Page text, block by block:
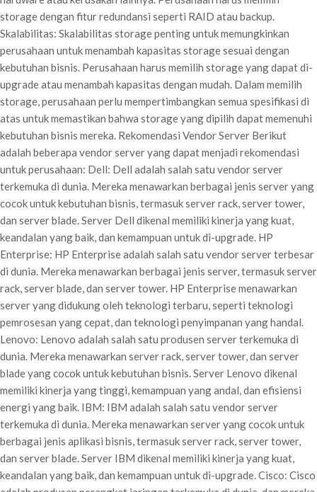
storage dengan fitur redundansi seperti RAID atau backup.
Skalabilitas: Skalabilitas storage penting untuk memungkinkan
perusahaan untuk menambah kapasitas storage sesuai dengan
kebutuhan bisnis. Perusahaan harus memilih storage yang dapat di-
upgrade atau menambah kapasitas dengan mudah. Dalam memilih
storage, perusahaan perlu mempertimbangkan semua spesifikasi di
atas untuk memastikan bahwa storage yang dipilih dapat memenuhi
kebutuhan bisnis mereka. Rekomendasi Vendor Server Berikut
adalah beberapa vendor server yang dapat menjadi rekomendasi
untuk perusahaan: Dell: Dell adalah salah satu vendor server
terkemuka di dunia. Mereka menawarkan berbagai jenis server yang
cocok untuk kebutuhan bisnis, termasuk server rack, server tower,
dan server blade. Server Dell dikenal memiliki kinerja yang kuat,
keandalan yang baik, dan kemampuan untuk di-upgrade. HP
Enterprise: HP Enterprise adalah salah satu vendor server terbesar
di dunia. Mereka menawarkan berbagai jenis server, termasuk server
rack, server blade, dan server tower. HP Enterprise menawarkan
server yang didukung oleh teknologi terbaru, seperti teknologi
pemrosesan yang cepat, dan teknologi penyimpanan yang handal.
Lenovo: Lenovo adalah salah satu produsen server terkemuka di
dunia. Mereka menawarkan server rack, server tower, dan server
blade yang cocok untuk kebutuhan bisnis. Server Lenovo dikenal
memiliki kinerja yang tinggi, kemampuan yang andal, dan efisiensi
energi yang baik. IBM: IBM adalah salah satu vendor server
terkemuka di dunia. Mereka menawarkan server yang cocok untuk
berbagai jenis aplikasi bisnis, termasuk server rack, server tower,
dan server blade. Server IBM dikenal memiliki kinerja yang kuat,
keandalan yang baik, dan kemampuan untuk di-upgrade. Cisco: Cisco